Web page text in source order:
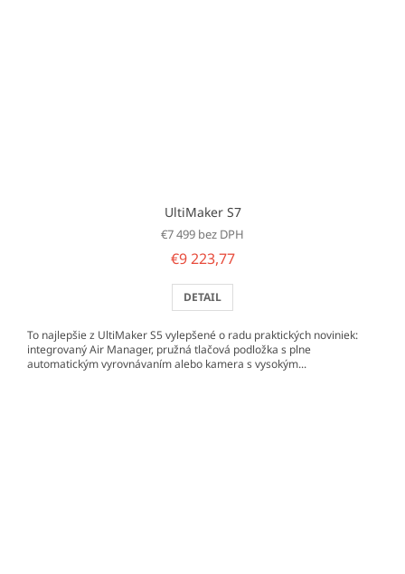
UltiMaker S7
€7 499 bez DPH
€9 223,77
DETAIL
To najlepšie z UltiMaker S5 vylepšené o radu praktických noviniek:
integrovaný Air Manager, pružná tlačová podložka s plne
automatickým vyrovnávaním alebo kamera s vysokým...